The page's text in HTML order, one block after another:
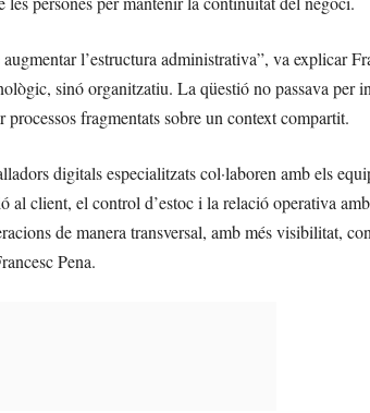
l’estructura administrativa”, va explicar
sinó organitzatiu. La qüestió no passava per
fragmentats sobre un context compartit.
digitals especialitzats col·laboren amb els
al client, el control d’estoc i la relació operativa
de manera transversal, amb més visibilitat,
Pena.